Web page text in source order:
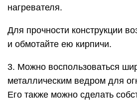
нагревателя.
Для прочности конструкции
и обмотайте ею кирпичи.
3. Можно воспользоваться
металлическим ведром для
Его также можно сделать